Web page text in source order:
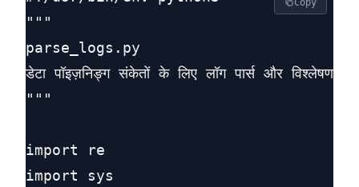
"""
parse_logs.py
डेटा पॉइज़निङ्ग संकेतों के लिए लॉग पार्स और विश्लेषण
"""
import re
import sys
Copy